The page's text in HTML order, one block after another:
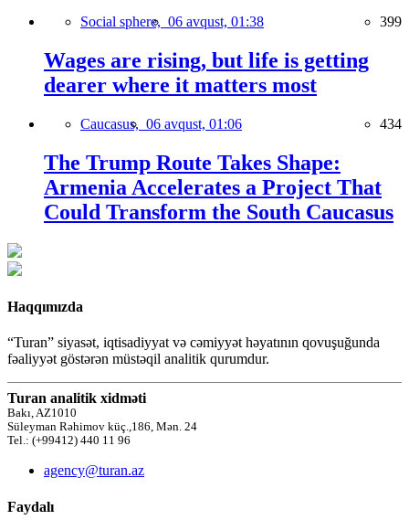
Social sphere, 06 avqust, 01:38 399
Wages are rising, but life is getting
dearer where it matters most
Caucasus, 06 avqust, 01:06 434
The Trump Route Takes Shape:
Armenia Accelerates a Project That
Could Transform the South Caucasus
Haqqımızda
“Turan” siyasət, iqtisadiyyat və cəmiyyət həyatının qovuşuğunda
fəaliyyət göstərən müstəqil analitik qurumdur.
Turan analitik xidməti
Bakı, AZ1010
Süleyman Rəhimov küç.,186, Mən. 24
Tel.: (+99412) 440 11 96
agency@turan.az
Faydalı